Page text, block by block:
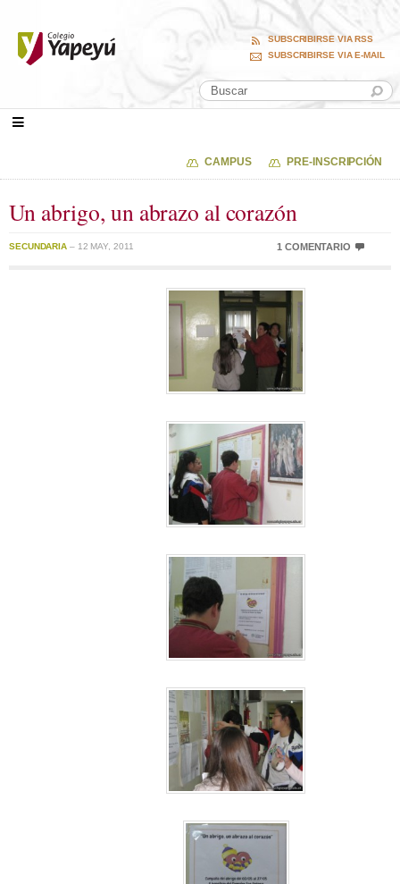
SUBSCRIBIRSE VIA RSS
SUBSCRIBIRSE VIA E-MAIL
CAMPUS PRE-INSCRIPCIÓN
Un abrigo, un abrazo al corazón
SECUNDARIA – 12 MAY, 2011 1 COMENTARIO